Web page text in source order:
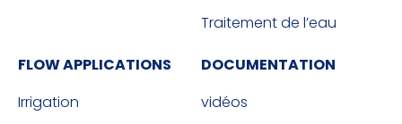
Traitement de l’eau
FLOW APPLICATIONS
Irrigation
DOCUMENTATION
vidéos